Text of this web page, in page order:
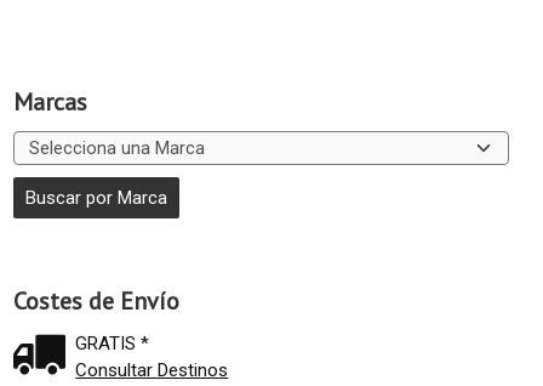
Marcas
Costes de Envío
GRATIS *
Consultar Destinos